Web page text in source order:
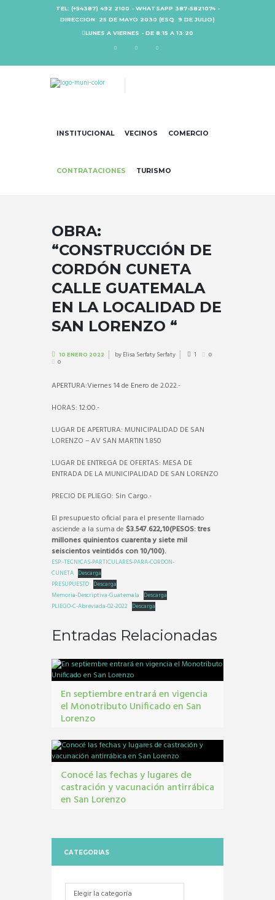
TEL: (+54387) 492 2100 - WHATSAPP 387-5821074 -
DIRECCION: 25 DE MAYO 2030 (ESQ. 9 DE JULIO)
LUNES A VIERNES - DE 8:15 A 13:20
INSTITUCIONAL VECINOS COMERCIO
CONTRATACIONES TURISMO
OBRA:
“CONSTRUCCIÓN DE
CORDÓN CUNETA
CALLE GUATEMALA
EN LA LOCALIDAD DE
SAN LORENZO “
10 ENERO 2022 byElisa Serfaty Serfaty 1
0
0
APERTURA:Viernes 14 de Enero de 2.022.-
HORAS: 12:00.-
LUGAR DE APERTURA: MUNICIPALIDAD DE SAN
LORENZO – AV SAN MARTIN 1.850
LUGAR DE ENTREGA DE OFERTAS: MESA DE
ENTRADA DE LA MUNICIPALIDAD DE SAN LORENZO
PRECIO DE PLIEGO: Sin Cargo.-
El presupuesto oficial para el presente llamado
asciende a la suma de $3.547.622,10(PESOS: tres
millones quinientos cuarenta y siete mil
seiscientos veintidós con 10/100).
ESP.-TECNICAS-PARTICULARES-PARA-CORDON-
CUNETA Descarga
PRESUPUESTO Descarga
Memoria-Descriptiva-Guatemala Descarga
PLIEGO-C-Abreviada-02-2022 Descarga
Entradas Relacionadas
En septiembre entrará en vigencia
el Monotributo Unificado en San
Lorenzo
Unificado
Conocé las fechas y lugares de
castración y vacunación antirrábica
en San Lorenzo
CATEGORIAS
Categorias